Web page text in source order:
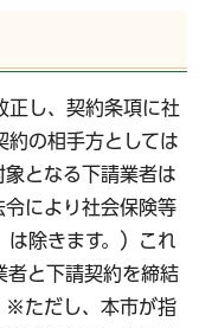
正し、契約条項に社
約の相手方としては
象となる下請業者は
令により社会保険等
除きます。）これ
者と下請契約を締結
※ただし、本市が指